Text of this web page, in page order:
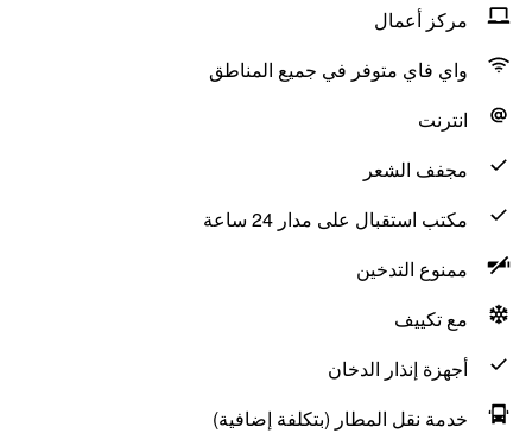
مركز أعمال
واي فاي متوفر في جميع المناطق
انترنت
مجفف الشعر
مكتب استقبال على مدار 24 ساعة
ممنوع التدخين
مع تكييف
أجهزة إنذار الدخان
خدمة نقل المطار (بتكلفة إضافية)